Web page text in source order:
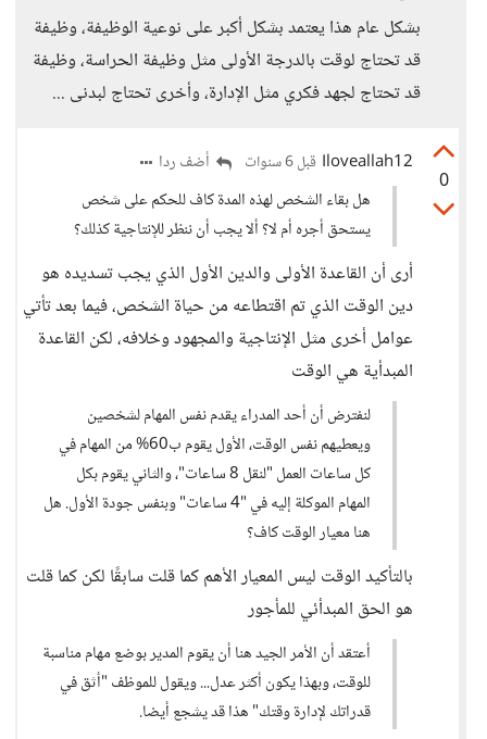
بشكل عام هذا يعتمد بشكل أكبر على نوعية الوظيفة، وظيفة
قد تحتاج لوقت بالدرجة الأولى مثل وظيفة الحراسة، وظيفة
قد تحتاج لجهد فكري مثل الإدارة، وأخرى تحتاج لبدنى ...
0
Iloveallah12 قبل 6 سنوات
أضف ردا
هل بقاء الشخص لهذه المدة كاف للحكم على شخص
يستحق أجره أم لا؟ ألا يجب أن ننظر للإنتاجية كذلك؟
أرى أن القاعدة الأولى والدين الأول الذي يجب تسديده هو
دين الوقت الذي تم اقتطاعه من حياة الشخص، فيما بعد تأتي
عوامل أخرى مثل الإنتاجية والمجهود وخلافه، لكن القاعدة
المبدأية هي الوقت
لنفترض أن أحد المدراء يقدم نفس المهام لشخصين
ويعطيهم نفس الوقت، الأول يقوم ب60% من المهام في
كل ساعات العمل "لنقل 8 ساعات"، والثاني يقوم بكل
المهام الموكلة إليه في "4 ساعات" وبنفس جودة الأول. هل
هنا معيار الوقت كاف؟
بالتأكيد الوقت ليس المعيار الأهم كما قلت سابقًا لكن كما قلت
هو الحق المبدأئي للمأجور
أعتقد أن الأمر الجيد هنا أن يقوم المدير بوضع مهام مناسبة
للوقت، وبهذا يكون أكثر عدل... ويقول للموظف "أثق في
قدراتك لإدارة وقتك" هذا قد يشجع أيضا.